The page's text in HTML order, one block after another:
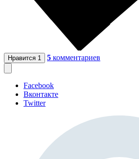
Нравится 1 5 комментариев
Facebook
Вконтакте
Twitter